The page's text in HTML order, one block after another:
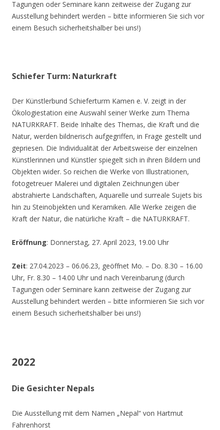
Tagungen oder Seminare kann zeitweise der Zugang zur
Ausstellung behindert werden – bitte informieren Sie sich vor
einem Besuch sicherheitshalber bei uns!)
Schiefer Turm: Naturkraft
Der Künstlerbund Schieferturm Kamen e. V. zeigt in der
Ökologiestation eine Auswahl seiner Werke zum Thema
NATURKRAFT. Beide Inhalte des Themas, die Kraft und die
Natur, werden bildnerisch aufgegriffen, in Frage gestellt und
gepriesen. Die Individualität der Arbeitsweise der einzelnen
Künstlerinnen und Künstler spiegelt sich in ihren Bildern und
Objekten wider. So reichen die Werke von Illustrationen,
fotogetreuer Malerei und digitalen Zeichnungen über
abstrahierte Landschaften, Aquarelle und surreale Sujets bis
hin zu Steinobjekten und Keramiken. Alle Werke zeigen die
Kraft der Natur, die natürliche Kraft – die NATURKRAFT.
Eröffnung: Donnerstag, 27. April 2023, 19.00 Uhr
Zeit: 27.04.2023 – 06.06.23, geöffnet Mo. – Do. 8.30 – 16.00
Uhr, Fr. 8.30 – 14.00 Uhr und nach Vereinbarung (durch
Tagungen oder Seminare kann zeitweise der Zugang zur
Ausstellung behindert werden – bitte informieren Sie sich vor
einem Besuch sicherheitshalber bei uns!)
2022
Die Gesichter Nepals
Die Ausstellung mit dem Namen „Nepal“ von Hartmut
Fahrenhorst